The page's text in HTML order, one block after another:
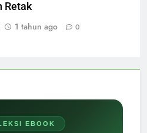
EBOOK
Retak
1 tahun ago 0